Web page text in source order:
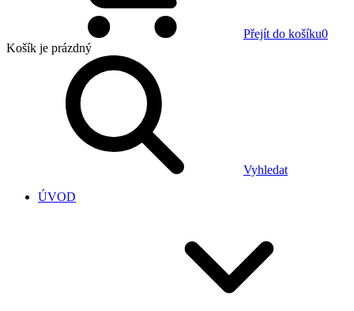
Přejít do košíku0
Košík je prázdný
Vyhledat
ÚVOD